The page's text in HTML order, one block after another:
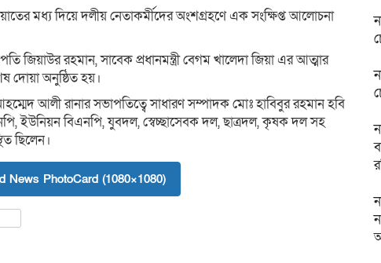
মধ্য দিয়ে দলীয় নেতাকর্মীদের অংশগ্রহণে এক সংক্ষিপ্ত আলোচনা
জিয়াউর রহমান, সাবেক প্রধানমন্ত্রী বেগম খালেদা জিয়া এর আত্মার
দোয়া অনুষ্ঠিত হয়।
আলী রানার সভাপতিত্বে সাধারণ সম্পাদক মোঃ হাবিবুর রহমান হবি
ইউনিয়ন বিএনপি, যুবদল, স্বেচ্ছাসেবক দল, ছাত্রদল, কৃষক দল সহ
ছিলেন।
News PhotoCard (1080×1080)